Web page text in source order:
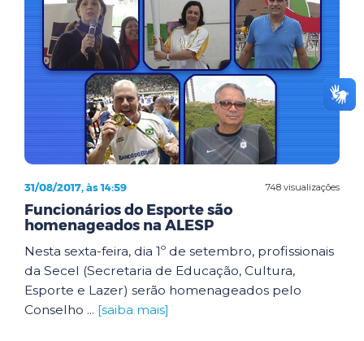
748 visualizações
31/08/2017, às 14:59
Funcionários do Esporte são
homenageados na ALESP
Nesta sexta-feira, dia 1º de setembro, profissionais
da Secel (Secretaria de Educação, Cultura,
Esporte e Lazer) serão homenageados pelo
Conselho ... [saiba mais]